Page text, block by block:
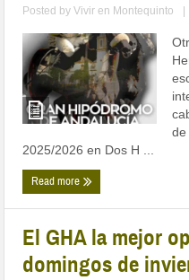
Posted byVivir en Montequinto
de
2025/2026 en Dos H ...
Read more
El GHA la mejor
domingos de